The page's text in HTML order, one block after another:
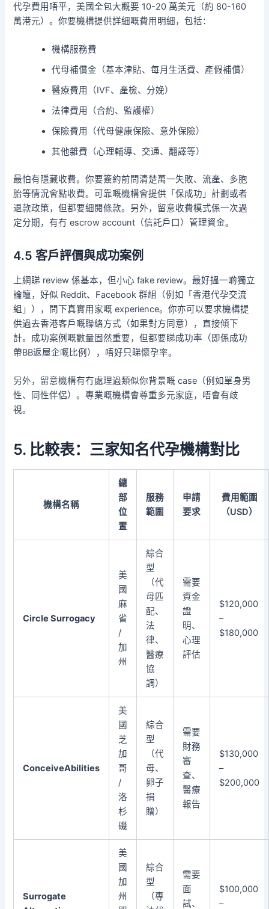
代孕費用唔平，美國全包大概要 10-20 萬美元（約 80-160
萬港元）。你要機構提供詳細嘅費用明細，包括：
機構服務費
代母補償金（基本津貼、每月生活費、產假補償）
醫療費用（IVF、產檢、分娩）
法律費用（合約、監護權）
保險費用（代母健康保險、意外保險）
其他雜費（心理輔導、交通、翻譯等）
最怕有隱藏收費。你要簽約前問清楚萬一失敗、流產、多胞
胎等情況會點收費。可靠嘅機構會提供「保成功」計劃或者
退款政策，但都要細閱條款。另外，留意收費模式係一次過
定分期，有冇 escrow account（信託戶口）管理資金。
4.5 客戶評價與成功案例
上網睇 review 係基本，但小心 fake review。最好搵一啲獨立
論壇，好似 Reddit、Facebook 群組（例如「香港代孕交流
組」），問下真實用家嘅 experience。你亦可以要求機構提
供過去香港客戶嘅聯絡方式（如果對方同意），直接傾下
計。成功案例嘅數量固然重要，但都要睇成功率（即係成功
帶BB返屋企嘅比例），唔好只睇懷孕率。
另外，留意機構有冇處理過類似你背景嘅 case（例如單身男
性、同性伴侶）。專業嘅機構會尊重多元家庭，唔會有歧
視。
5. 比較表：三家知名代孕機構對比
機構名稱
總
部
位
置
服務
範圍
申請
要求
費用範圍
（USD）
Circle Surrogacy
美
國
麻
省
/
加
州
綜合
型
（代
母匹
配、
法
律、
醫療
協
調）
需要
資金
證
明、
心理
評估
$120,000
–
$180,000
ConceiveAbilities
美
國
芝
加
哥
/
洛
杉
磯
綜合
型
（代
母、
卵子
捐
贈）
需要
財務
審
查、
醫療
報告
$130,000
–
$200,000
Surrogate
美
國
加
州
綜合
型
（專
需要
面
試、
$100,000
–